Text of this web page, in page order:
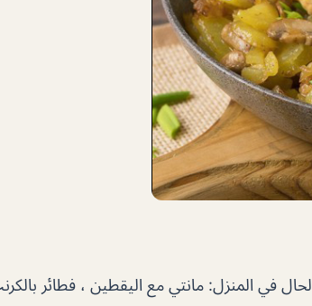
في المنزل: مانتي مع اليقطين ، فطائر